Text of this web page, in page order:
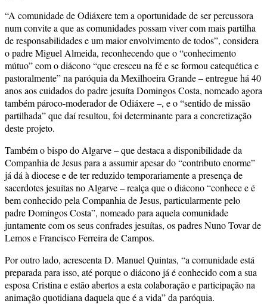
“A comunidade de Odiáxere tem a oportunidade de ser percussora
num convite a que as comunidades possam viver com mais partilha
de responsabilidades e um maior envolvimento de todos”, considera
o padre Miguel Almeida, reconhecendo que o “conhecimento
mútuo” com o diácono “que cresceu na fé e se formou catequética e
pastoralmente” na paróquia da Mexilhoeira Grande – entregue há 40
anos aos cuidados do padre jesuíta Domingos Costa, nomeado agora
também pároco-moderador de Odiáxere –, e o “sentido de missão
partilhada” que daí resultou, foi determinante para a concretização
deste projeto.
Também o bispo do Algarve – que destaca a disponibilidade da
Companhia de Jesus para a assumir apesar do “contributo enorme”
já dá à diocese e de ter reduzido temporariamente a presença de
sacerdotes jesuítas no Algarve – realça que o diácono “conhece e é
bem conhecido pela Companhia de Jesus, particularmente pelo
padre Domingos Costa”, nomeado para aquela comunidade
juntamente com os seus confrades jesuítas, os padres Nuno Tovar de
Lemos e Francisco Ferreira de Campos.
Por outro lado, acrescenta D. Manuel Quintas, “a comunidade está
preparada para isso, até porque o diácono já é conhecido com a sua
esposa Cristina e estão abertos a esta colaboração e participação na
animação quotidiana daquela que é a vida” da paróquia.